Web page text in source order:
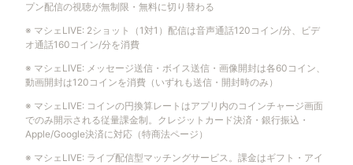
プン配信の視聴が無制限・無料に切り替わる
※ マシェLIVE: 2ショット（1対1）配信は音声通話120コイン/分、ビデ
オ通話160コイン/分を消費
※ マシェLIVE: メッセージ送信・ボイス送信・画像開封は各60コイン、
動画開封は120コインを消費（いずれも送信・開封時のみ）
※ マシェLIVE: コインの円換算レートはアプリ内のコインチャージ画面
でのみ開示される従量課金制。クレジットカード決済・銀行振込・
Apple/Google決済に対応（特商法ページ）
※ マシェLIVE: ライブ配信型マッチングサービス。課金はギフト・アイ